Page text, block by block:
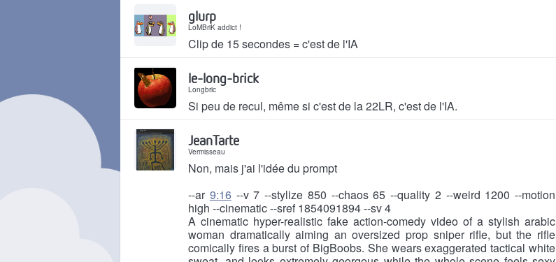
glurp
LoMBriK addict !
Clip de 15 secondes = c'est de l'IA
le-long-brick
Longbric
Si peu de recul, même si c'est de la 22LR, c'est de l'IA.
JeanTarte
Vermisseau
Non, mais j'ai l'idée du prompt
--ar 9:16--v 7 --stylize 850 --chaos 65 --quality 2 --weird 1200 --motion
high --cinematic --sref 1854091894 --sv 4
A cinematic hyper-realistic fake action-comedy video of a stylish arabic
woman dramatically aiming an oversized prop sniper rifle, but the rifle
comically fires a burst of BigBoobs. She wears exaggerated tactical white